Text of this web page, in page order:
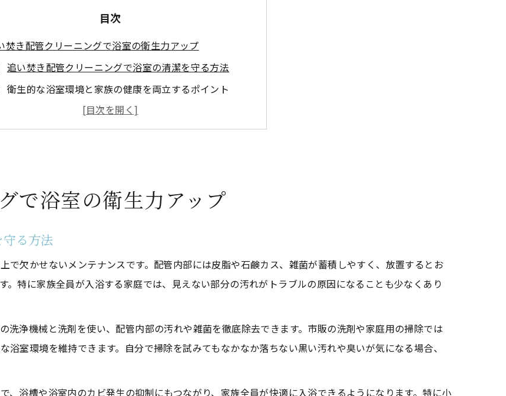
目次
焚き配管クリーニングで浴室の衛生力アップ
追い焚き配管クリーニングで浴室の清潔を守る方法
衛生的な浴室環境と家族の健康を両立するポイント
追い焚き配管掃除業者選びで失敗しないコツ
雑菌やレジオネラ菌対策に有効な配管クリーニング
追い焚き配管クリーニングで感染症リスクを軽減
黒い汚れや臭いの原因と安全な除去法
追い焚き配管クリーニングで子供も安心入浴
自分で掃除と業者依頼のメリット・デメリット
追い焚き配管クリーニング業者の選び方とポイント
プロのクリーニングで浴室の臭いを徹底解消
で浴室の衛生力アップ
る方法
で欠かせないメンテナンスです。配管内部には皮脂や石鹸カス、雑菌が蓄積しやすく、放置するとお
。特に家族全員が入浴する家庭では、見えない部分の汚れがトラブルの原因になることも少なくあり
洗浄機械と洗剤を使い、配管内部の汚れや雑菌を徹底除去できます。市販の洗剤や家庭用の掃除では
室環境を維持できます。自分で掃除を試みてもなかなか落ちない黒い汚れや臭いが気になる場合、
、浴槽や浴室内のカビ発生の抑制にもつながり、家族全員が快適に入浴できるようになります。特に小